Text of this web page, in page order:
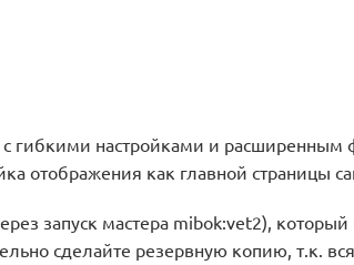
гибкими настройками и
отображения как главной страницы
запуск мастера mibok:vet2),
сделайте резервную копию, т.к.